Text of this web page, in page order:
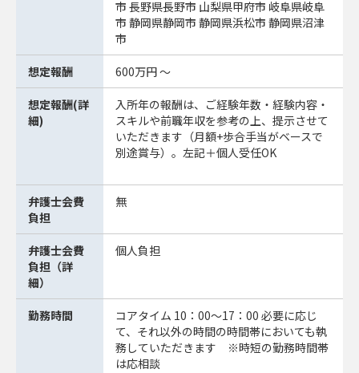
市 長野県長野市 山梨県甲府市 岐阜県岐阜
市 静岡県静岡市 静岡県浜松市 静岡県沼津
市
想定報酬 600万円 ～
想定報酬(詳
細)
入所年の報酬は、ご経験年数・経験内容・
スキルや前職年収を参考の上、提示させて
いただきます（月額+歩合手当がベースで
別途賞与）。左記＋個人受任OK
弁護士会費
負担
無
弁護士会費
負担（詳
細）
個人負担
勤務時間
コアタイム 10：00〜17：00 必要に応じ
て、それ以外の時間の時間帯においても執
務していただきます ※時短の勤務時間帯
は応相談